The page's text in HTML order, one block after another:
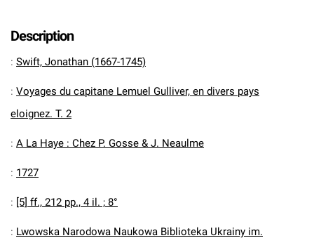
Description
: Swift, Jonathan (1667-1745)
: Voyages du capitane Lemuel Gulliver, en divers pays
eloignez. T. 2
: A La Haye : Chez P. Gosse & J. Neaulme
: 1727
: [5] ff., 212 pp., 4 il. ; 8°
: Lwowska Narodowa Naukowa Biblioteka Ukrainy im.